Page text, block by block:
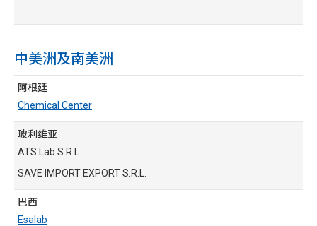
中美洲及南美洲
阿根廷
Chemical Center
玻利维亚
ATS Lab S.R.L.
SAVE IMPORT EXPORT S.R.L.
巴西
Esalab